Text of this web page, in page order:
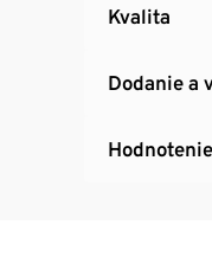
Kvalita
Dodanie a